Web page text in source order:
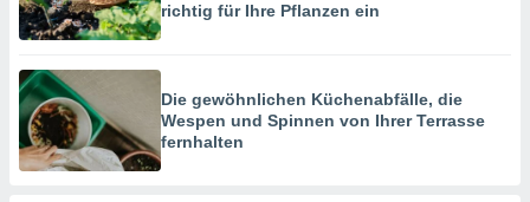
richtig für Ihre Pflanzen ein
Die gewöhnlichen Küchenabfälle, die
Wespen und Spinnen von Ihrer Terrasse
fernhalten